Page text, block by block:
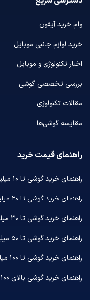
وام خرید آیفون
خرید لوازم جانبی موبایل
اخبار تکنولوژی و موبایل
بررسی تخصصی گوشی
مقالات تکنولوژی
مقایسه گوشی‌ها
راهنمای قیمت خرید
راهنمای خرید گوشی تا ۱۰ میلیون
راهنمای خرید گوشی تا ۲۰ میلیون
راهنمای خرید گوشی تا ۳۰ میلیون
راهنمای خرید گوشی تا ۵۰ میلیون
راهنمای خرید گوشی تا ۱۰۰ میلیون
راهنمای خرید گوشی بالای ۱۰۰ میلیون